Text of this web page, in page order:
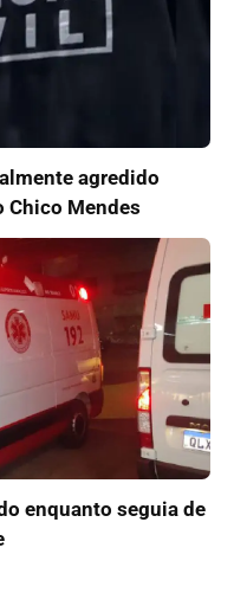
agredido
Chico Mendes
enquanto seguia de